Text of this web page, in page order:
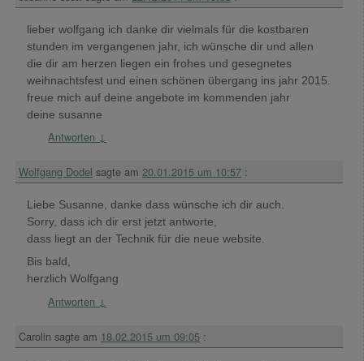
lieber wolfgang ich danke dir vielmals für die kostbaren
stunden im vergangenen jahr, ich wünsche dir und allen
die dir am herzen liegen ein frohes und gesegnetes
weihnachtsfest und einen schönen übergang ins jahr 2015.
freue mich auf deine angebote im kommenden jahr
deine susanne
Antworten ↓
Wolfgang Dodel sagte am 20.01.2015 um 10:57 :
Liebe Susanne, danke dass wünsche ich dir auch.
Sorry, dass ich dir erst jetzt antworte,
dass liegt an der Technik für die neue website.
Bis bald,
herzlich Wolfgang
Antworten ↓
Carolin sagte am 18.02.2015 um 09:05 :